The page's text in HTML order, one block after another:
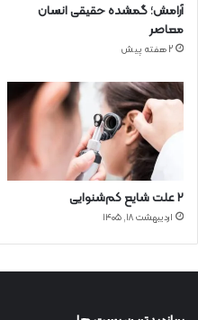
آرامش؛ گمشده حقیقی انسان
معاصر
2 هفته پیش
۲ علت شایع‌ کم‌شنوایی
اردیبهشت ۱۸, ۱۴۰۵